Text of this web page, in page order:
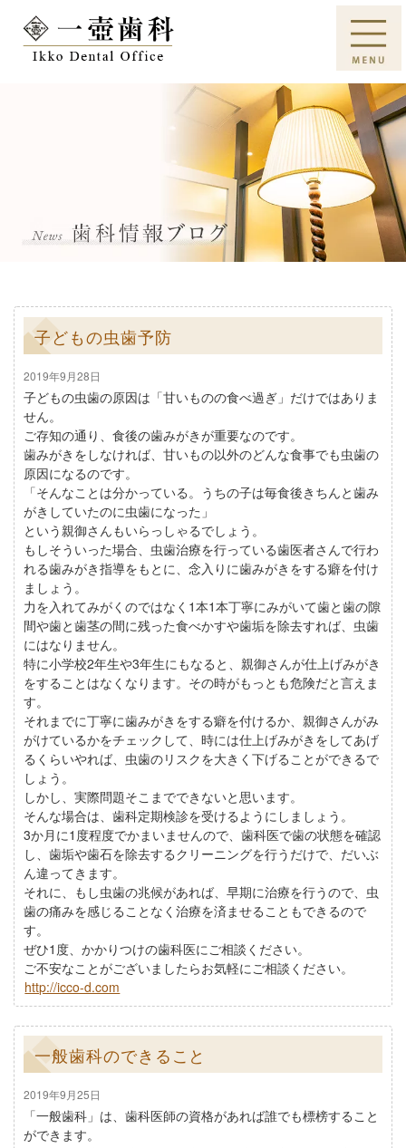
子どもの虫歯予防
2019年9月28日
子どもの虫歯の原因は「甘いものの食べ過ぎ」だけではありま
せん。
ご存知の通り、食後の歯みがきが重要なのです。
歯みがきをしなければ、甘いもの以外のどんな食事でも虫歯の
原因になるのです。
「そんなことは分かっている。うちの子は毎食後きちんと歯み
がきしていたのに虫歯になった」
という親御さんもいらっしゃるでしょう。
もしそういった場合、虫歯治療を行っている歯医者さんで行わ
れる歯みがき指導をもとに、念入りに歯みがきをする癖を付け
ましょう。
力を入れてみがくのではなく1本1本丁寧にみがいて歯と歯の隙
間や歯と歯茎の間に残った食べかすや歯垢を除去すれば、虫歯
にはなりません。
特に小学校2年生や3年生にもなると、親御さんが仕上げみがき
をすることはなくなります。その時がもっとも危険だと言えま
す。
それまでに丁寧に歯みがきをする癖を付けるか、親御さんがみ
がけているかをチェックして、時には仕上げみがきをしてあげ
るくらいやれば、虫歯のリスクを大きく下げることができるで
しょう。
しかし、実際問題そこまでできないと思います。
そんな場合は、歯科定期検診を受けるようにしましょう。
3か月に1度程度でかまいませんので、歯科医で歯の状態を確認
し、歯垢や歯石を除去するクリーニングを行うだけで、だいぶ
ん違ってきます。
それに、もし虫歯の兆候があれば、早期に治療を行うので、虫
歯の痛みを感じることなく治療を済ませることもできるので
す。
ぜひ1度、かかりつけの歯科医にご相談ください。
ご不安なことがございましたらお気軽にご相談ください。
http://icco-d.com
一般歯科のできること
2019年9月25日
「一般歯科」は、歯科医師の資格があれば誰でも標榜すること
ができます。